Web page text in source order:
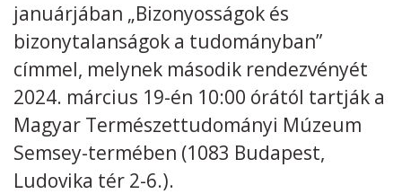
Kövess minket unescohungary
Adatkezelési tájékoztató Impresszum
Technikai információk
januárjában „Bizonyosságok és
bizonytalanságok a tudományban”
címmel, melynek második rendezvényét
2024. március 19-én 10:00 órától tartják a
Magyar Természettudományi Múzeum
Semsey-termében (1083 Budapest,
Ludovika tér 2-6.).